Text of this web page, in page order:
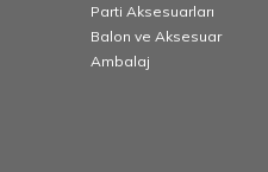
Parti Aksesuarları
Balon ve Aksesuar
Ambalaj